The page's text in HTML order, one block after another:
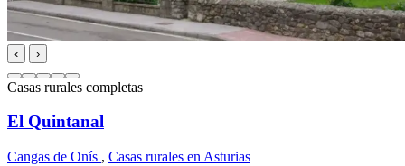
‹ ›
Casas rurales completas
El Quintanal
Cangas de Onís , Casas rurales en Asturias